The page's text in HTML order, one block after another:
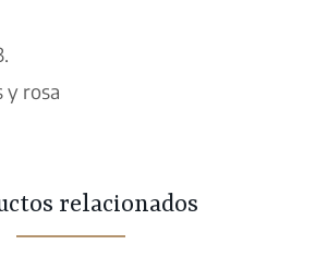
y rosa
relacionados